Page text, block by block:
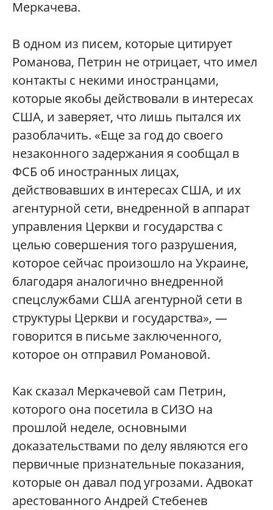
Меркачева.
В одном из писем, которые цитирует
Романова, Петрин не отрицает, что имел
контакты с некими иностранцами,
которые якобы действовали в интересах
США, и заверяет, что лишь пытался их
разоблачить. «Еще за год до своего
незаконного задержания я сообщал в
ФСБ об иностранных лицах,
действовавших в интересах США, и их
агентурной сети, внедренной в аппарат
управления Церкви и государства с
целью совершения того разрушения,
которое сейчас произошло на Украине,
благодаря аналогично внедренной
спецслужбами США агентурной сети в
структуры Церкви и государства», —
говорится в письме заключенного,
которое он отправил Романовой.
Как сказал Меркачевой сам Петрин,
которого она посетила в СИЗО на
прошлой неделе, основными
доказательствами по делу являются его
первичные признательные показания,
которые он давал под угрозами. Адвокат
арестованного Андрей Стебенев